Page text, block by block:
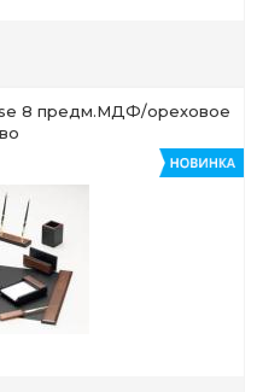
8 предм.МДФ/ореховое